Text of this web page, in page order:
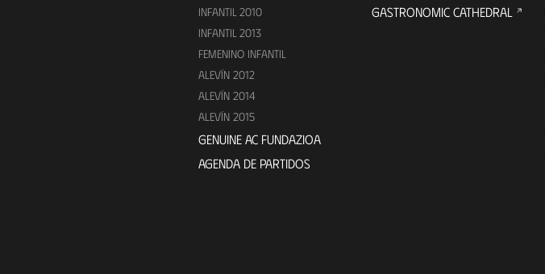
INFANTIL 2010
INFANTIL 2013
FEMENINO INFANTIL
ALEVÍN 2012
ALEVÍN 2014
ALEVÍN 2015
GENUINE AC FUNDAZIOA
AGENDA DE PARTIDOS
GASTRONOMIC CATHEDRAL